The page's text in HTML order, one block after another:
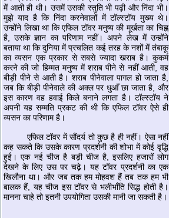
में आती ही थी। उसमें उसकी स्तुति भी पढ़ी और निंदा भी।
मुझे याद है कि निंदा करनेवालों में टॉल्स्टॉय मुख्य थे।
उन्होंने लिखा था कि एफिल टॉवर मनुष्य की मूर्खता का चिह्न
है, उसके ज्ञान का परिणाम नहीं। अपने लेख में उन्होंने
बताया था कि दुनिया में प्रचलित कई तरह के नशों में तंबाकू
का व्यसन एक प्रकार से सबसे ज्यादा खराब है। कुकर्म
करने की जो हिम्मत मनुष्य में शराब पीने से नहीं आती, वह
बीड़ी पीने से आती है। शराब पीनेवाला पागल हो जाता है,
जब कि बीड़ी पीनेवाले की अक्ल पर धुआँ छा जाता है, और
इस कारण वह हवाई किले बनाने लगता है। टॉल्स्टॉय ने
अपनी यह सम्मति प्रकट की थी कि एफिल टॉवर ऐसे ही
व्यसन का परिणाम है।
एफिल टॉवर में सौंदर्य तो कुछ है ही नहीं। ऐसा नहीं
कह सकते कि उसके कारण प्रदर्शनी की शोभा में कोई वृद्धि
हुई। एक नई चीज है बड़ी चीज है, इसलिए हजारों लोग
देखने के लिए उस पर चढ़े। यह टॉवर प्रदर्शनी का एक
खिलौना था। और जब तक हम मोहवश हैं तब तक हम भी
बालक हैं, यह चीज इस टॉवर से भलीभाँति सिद्ध होती है।
मानना चाहे तो इतनी उपयोगिता उसकी मानी जा सकती है।